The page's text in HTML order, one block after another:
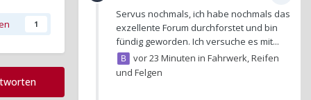
1
Servus nochmals, ich habe nochmals das
exzellente Forum durchforstet und bin
fündig geworden. Ich versuche es mit...
vor 23 MinuteninFahrwerk, Reifen
und Felgen